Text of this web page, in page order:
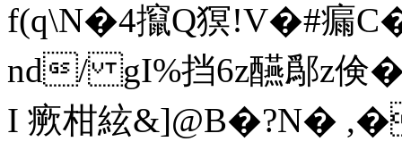
f(q\N�4攛Q猽!V�#瘺
nd/ gI%挡6z醼鄬z倹�
I 瘚柑絃&]@B�?N�